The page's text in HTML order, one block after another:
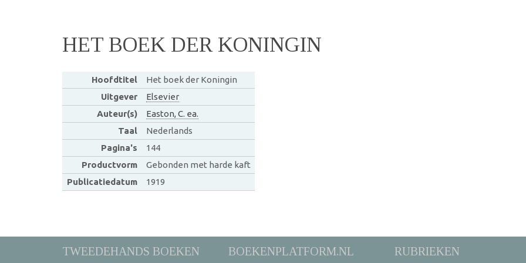
HET BOEK DER KONINGIN
Hoofdtitel
Het boek der Koningin
Uitgever
Elsevier
Auteur(s)
Easton, C. ea.
Taal
Nederlands
Pagina's
144
Productvorm
Gebonden met harde kaft
Publicatiedatum
1919
TWEEDEHANDS BOEKEN BOEKENPLATFORM.NL RUBRIEKEN